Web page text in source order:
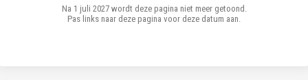
Na 1 juli 2027 wordt deze pagina niet meer getoond.
Pas links naar deze pagina voor deze datum aan.